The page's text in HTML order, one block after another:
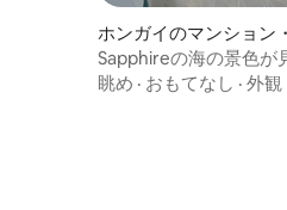
ホンガイのマンション
Sapphireの海の景色が
バルコニーで夕日と花
眺め · おもてなし · 外観